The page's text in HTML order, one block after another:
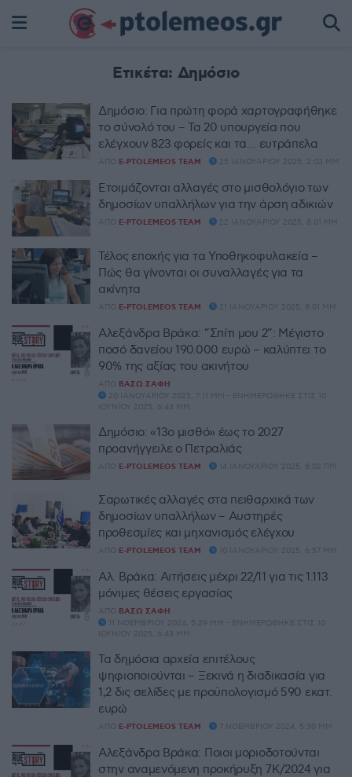
Ετικέτα: Δημόσιο
Δημόσιο: Για πρώτη φορά χαρτογραφήθηκε
το σύνολό του – Τα 20 υπουργεία που
ελέγχουν 823 φορείς και τα… ευτράπελα
ΑΠΌ E-PTOLEMEOS TEAM 25 ΙΑΝΟΥΑΡΊΟΥ 2025, 2:02 ΜΜ
Ετοιμάζονται αλλαγές στο μισθολόγιο των
δημοσίων υπαλλήλων για την άρση αδικιών
ΑΠΌ E-PTOLEMEOS TEAM 22 ΙΑΝΟΥΑΡΊΟΥ 2025, 8:01 ΜΜ
Τέλος εποχής για τα Υποθηκοφυλακεία –
Πώς θα γίνονται οι συναλλαγές για τα
ακίνητα
ΑΠΌ E-PTOLEMEOS TEAM 21 ΙΑΝΟΥΑΡΊΟΥ 2025, 8:01 ΜΜ
Αλεξάνδρα Βράκα: ”Σπίτι μου 2”: Μέγιστο
ποσό δανείου 190.000 ευρώ – καλύπτει το
90% της αξίας του ακινήτου
ΑΠΌ ΒΆΣΩ ΣΆΦΗ
20 ΙΑΝΟΥΑΡΊΟΥ 2025, 7:11 ΜΜ - ΕΝΗΜΕΡΏΘΗΚΕ ΣΤΙΣ 10
ΙΟΥΝΊΟΥ 2025, 6:43 ΜΜ
Δημόσιο: «13ο μισθό» έως το 2027
προανήγγειλε ο Πετραλιάς
ΑΠΌ E-PTOLEMEOS TEAM 14 ΙΑΝΟΥΑΡΊΟΥ 2025, 8:02 ΠΜ
Σαρωτικές αλλαγές στα πειθαρχικά των
δημοσίων υπαλλήλων – Αυστηρές
προθεσμίες και μηχανισμός ελέγχου
ΑΠΌ E-PTOLEMEOS TEAM 10 ΙΑΝΟΥΑΡΊΟΥ 2025, 6:57 ΜΜ
Αλ. Βράκα: Αιτήσεις μέχρι 22/11 για τις 1.113
μόνιμες θέσεις εργασίας
ΑΠΌ ΒΆΣΩ ΣΆΦΗ
11 ΝΟΕΜΒΡΊΟΥ 2024, 5:29 ΜΜ - ΕΝΗΜΕΡΏΘΗΚΕ ΣΤΙΣ 10
ΙΟΥΝΊΟΥ 2025, 6:43 ΜΜ
Τα δημόσια αρχεία επιτέλους
ψηφιοποιούνται – Ξεκινά η διαδικασία για
1,2 δις σελίδες με προϋπολογισμό 590 εκατ.
ευρώ
ΑΠΌ E-PTOLEMEOS TEAM 7 ΝΟΕΜΒΡΊΟΥ 2024, 5:30 ΜΜ
Αλεξάνδρα Βράκα: Ποιοι μοριοδοτούνται
στην αναμενόμενη προκήρυξη 7Κ/2024 για